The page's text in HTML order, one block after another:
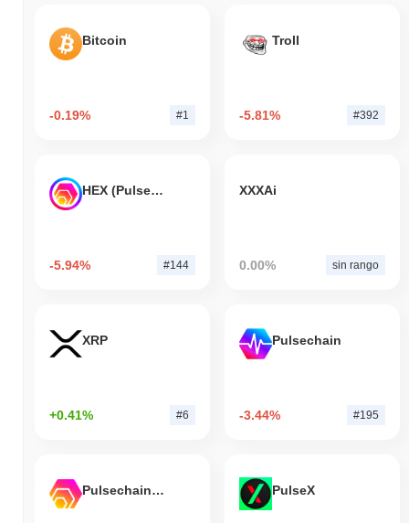
Bitcoin
-0.19% #1
Troll
-5.81% #392
HEX (Pulsechain)
-5.94% #144
XXXAi
0.00% sin rango
XRP
+0.41% #6
Pulsechain
-3.44% #195
Pulsechain Bridged HEX (Pulsechain) PulseX